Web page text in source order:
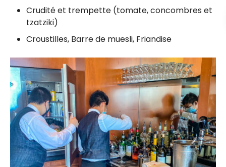
Crudité et trempette (tomate, concombres et
tzatziki)
Croustilles, Barre de muesli, Friandise